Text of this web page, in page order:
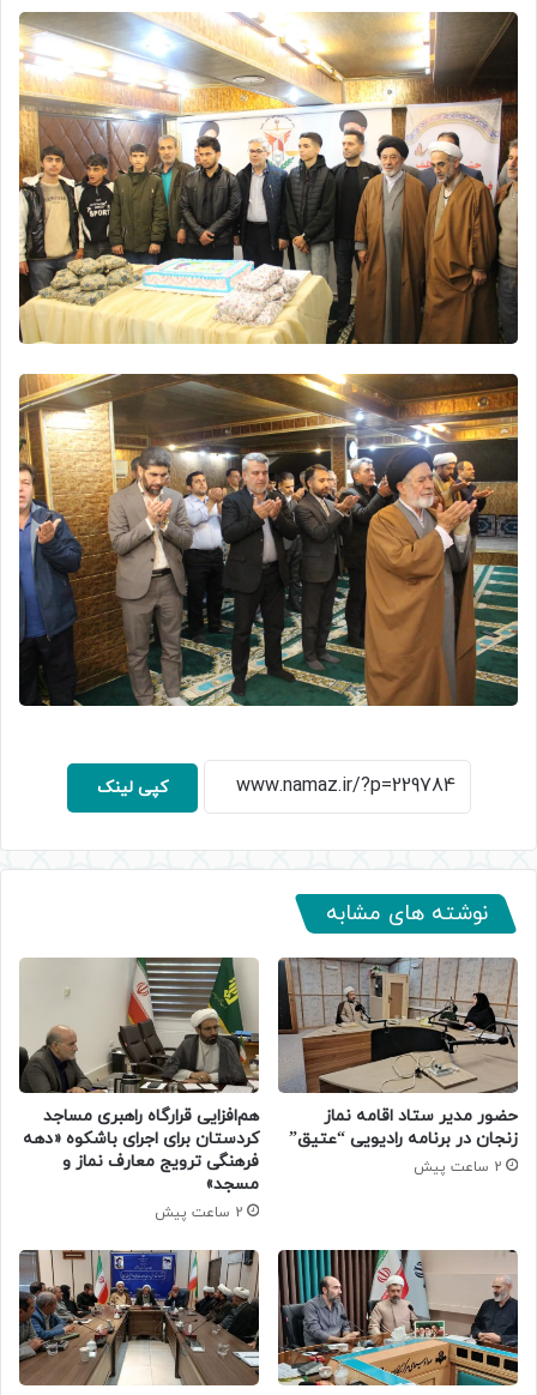
کپی لینک
نوشته های مشابه
حضور مدیر ستاد اقامه نماز
زنجان در برنامه رادیویی “عتیق”
2 ساعت پیش
هم‌افزایی قرارگاه راهبری مساجد
کردستان برای اجرای باشکوه «دهه
فرهنگی ترویج معارف نماز و
مسجد»
2 ساعت پیش